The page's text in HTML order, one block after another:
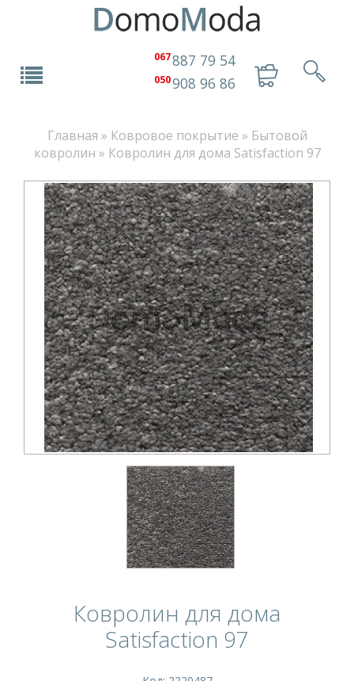
067887 79 54
050908 96 86
Главная » Ковровое покрытие » Бытовой
ковролин » Ковролин для дома Satisfaction 97
Ковролин для дома
Satisfaction 97